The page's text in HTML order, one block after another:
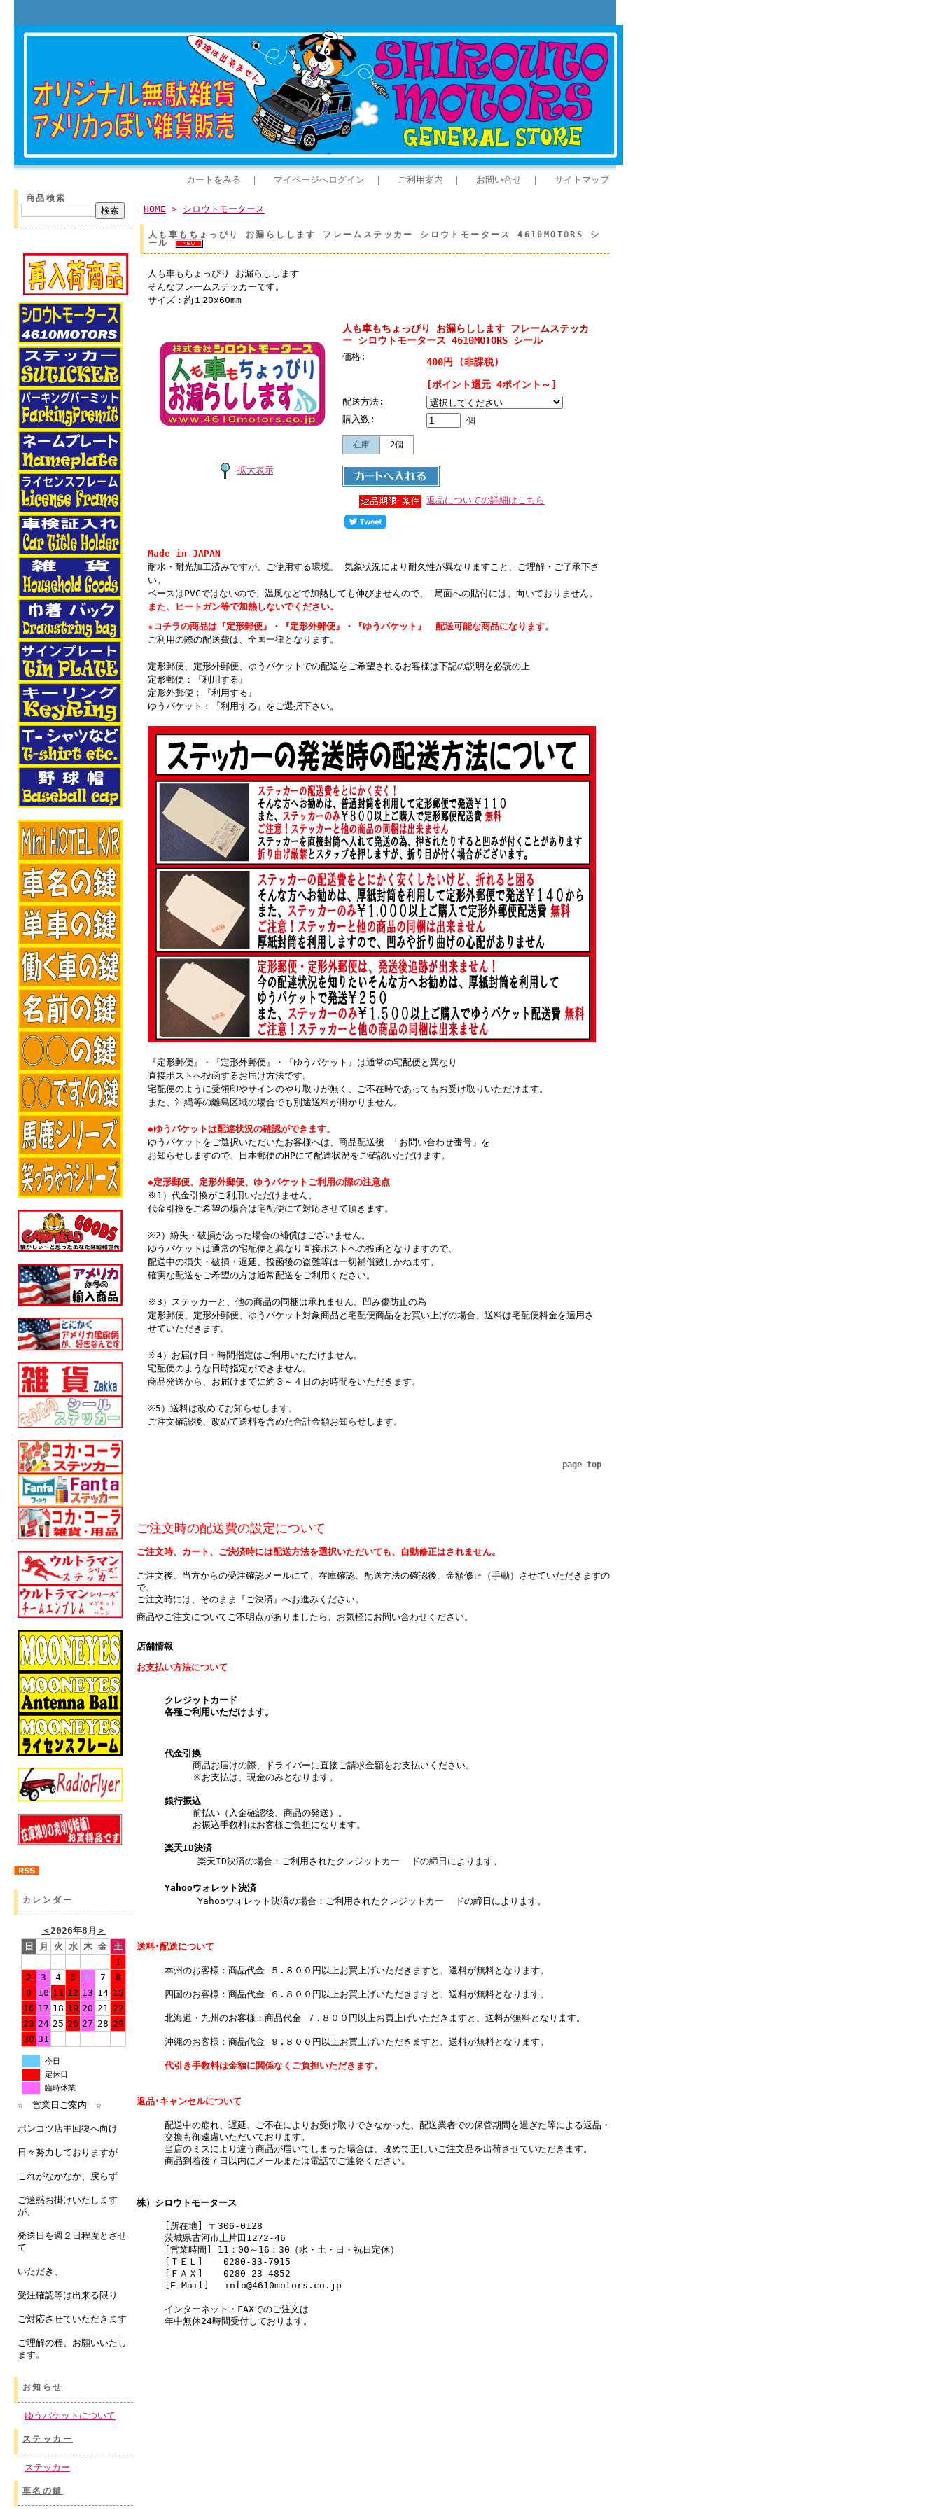
カートをみる ｜ マイページへログイン ｜ ご利用案内 ｜ お問い合せ ｜ サイトマップ
商品検索
カレンダー
＜2026年8月 ＞
日
月 火 水 木 金 土
1
2
3 4 5 6 7
8
9
10 11 12 13 14 15
16 17 18 19 20 21 22
23 24 25 26 27 28 29
30 31
今日
定休日
臨時休業
☆ 営業日ご案内 ☆
ポンコツ店主回復へ向け
日々努力しておりますが
これがなかなか、戻らず
ご迷惑お掛けいたします
が、
発送日を週２日程度とさせ
て
いただき、
受注確認等は出来る限り
ご対応させていただきます
ご理解の程、お願いいたし
ます。
お知らせ
ゆうパケットについて
ステッカー
ステッカー
車名の鍵
HOME > シロウトモータース
人も車もちょっぴり お漏らしします フレームステッカー シロウトモータース 4610MOTORS シ
ール
人も車もちょっぴり お漏らしします
そんなフレームステッカーです。
サイズ：約１20x60mm
拡大表示
人も車もちょっぴり お漏らしします フレームステッカ
ー シロウトモータース 4610MOTORS シール
価格:
400円 (非課税)
[ポイント還元 4ポイント～]
配送方法:
購入数:
個
在庫 2個
返品についての詳細はこちら
Made in JAPAN
耐水・耐光加工済みですが、ご使用する環境、 気象状況により耐久性が異なりますこと、ご理解・ご了承下さ
い。
ベースはPVCではないので、温風などで加熱しても伸びませんので、 局面への貼付には、向いておりません。
また、ヒートガン等で加熱しないでください。
★コチラの商品は『定形郵便』・『定形外郵便』・『ゆうパケット』 配送可能な商品になります。
ご利用の際の配送費は、全国一律となります。
定形郵便、定形外郵便、ゆうパケットでの配送をご希望されるお客様は下記の説明を必読の上
定形郵便：『利用する』
定形外郵便：『利用する』
ゆうパケット：『利用する』をご選択下さい。
『定形郵便』・『定形外郵便』・『ゆうパケット』は通常の宅配便と異なり
直接ポストへ投函するお届け方法です。
宅配便のように受領印やサインのやり取りが無く、ご不在時であってもお受け取りいただけます。
また、沖縄等の離島区域の場合でも別途送料が掛かりません。
◆ゆうパケットは配達状況の確認ができます。
ゆうパケットをご選択いただいたお客様へは、商品配送後 「お問い合わせ番号」を
お知らせしますので、日本郵便のHPにて配達状況をご確認いただけます。
◆定形郵便、定形外郵便、ゆうパケットご利用の際の注意点
※1）代金引換がご利用いただけません。
代金引換をご希望の場合は宅配便にて対応させて頂きます。
※2）紛失・破損があった場合の補償はございません。
ゆうパケットは通常の宅配便と異なり直接ポストへの投函となりますので、
配送中の損失・破損・遅延、投函後の盗難等は一切補償致しかねます。
確実な配送をご希望の方は通常配送をご利用ください。
※3）ステッカーと、他の商品の同梱は承れません。凹み傷防止の為
定形郵便、定形外郵便、ゆうパケット対象商品と宅配便商品をお買い上げの場合、送料は宅配便料金を適用さ
せていただきます。
※4）お届け日・時間指定はご利用いただけません。
宅配便のような日時指定ができません。
商品発送から、お届けまでに約３～４日のお時間をいただきます。
※5）送料は改めてお知らせします。
ご注文確認後、改めて送料を含めた合計金額お知らせします。
page top
ご注文時の配送費の設定について
ご注文時、カート、ご決済時には配送方法を選択いただいても、自動修正はされません。
ご注文後、当方からの受注確認メールにて、在庫確認、配送方法の確認後、金額修正（手動）させていただきますの
で、
ご注文時には、そのまま『ご決済』へお進みください。
商品やご注文についてご不明点がありましたら、お気軽にお問い合わせください。
店舗情報
お支払い方法について
クレジットカード
各種ご利用いただけます。
代金引換
商品お届けの際、ドライバーに直接ご請求金額をお支払いください。
※お支払は、現金のみとなります。
銀行振込
前払い（入金確認後、商品の発送）。
お振込手数料はお客様ご負担になります。
楽天ID決済
楽天ID決済の場合：ご利用されたクレジットカー ドの締日によります。
Yahooウォレット決済
Yahooウォレット決済の場合：ご利用されたクレジットカー ドの締日によります。
送料･配送について
本州のお客様：商品代金 ５.８００円以上お買上げいただきますと、送料が無料となります。
四国のお客様：商品代金 ６.８００円以上お買上げいただきますと、送料が無料となります。
北海道・九州のお客様：商品代金 ７.８００円以上お買上げいただきますと、送料が無料となります。
沖縄のお客様：商品代金 ９.８００円以上お買上げいただきますと、送料が無料となります。
代引き手数料は金額に関係なくご負担いただきます。
返品･キャンセルについて
配送中の崩れ、遅延、ご不在によりお受け取りできなかった、配送業者での保管期間を過ぎた等による返品・
交換も御遠慮いただいております。
当店のミスにより違う商品が届いてしまった場合は、改めて正しいご注文品を出荷させていただきます。
商品到着後７日以内にメールまたは電話でご連絡ください。
株）シロウトモータース
[所在地] 〒306-0128
茨城県古河市上片田1272-46
[営業時間] 11：00～16：30（水・土・日・祝日定休）
[ＴＥＬ] 0280-33-7915
[ＦＡＸ] 0280-23-4852
[E-Mail] info@4610motors.co.jp
インターネット・FAXでのご注文は
年中無休24時間受付しております。